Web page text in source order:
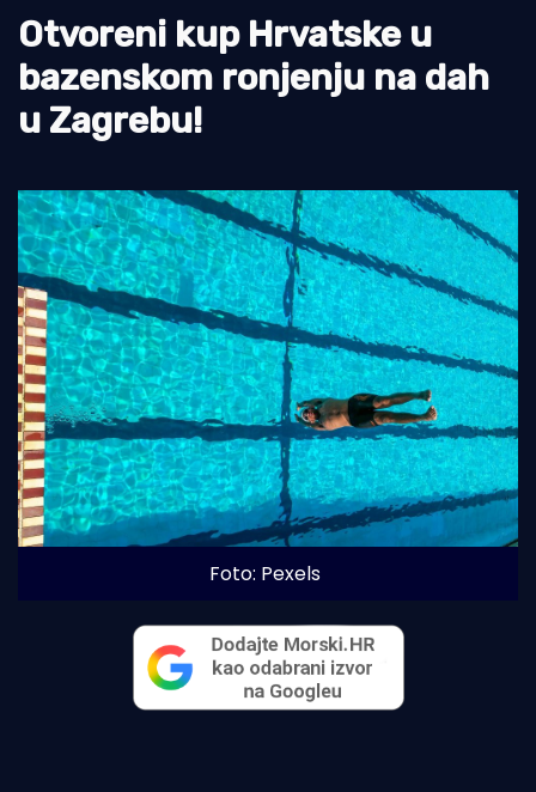
Ekologija
Tradicija i kultura
Otvoreni kup Hrvatske u
bazenskom ronjenju na dah
u Zagrebu!
Foto: Pexels